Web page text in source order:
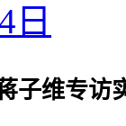
日
子维专访